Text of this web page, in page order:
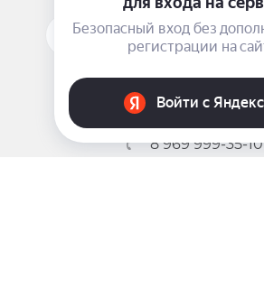
ПОДПИСАТЬСЯ НА РАССЫЛКУ
ЗАДАТЬ ВОПРОС
8 969 999-35-10